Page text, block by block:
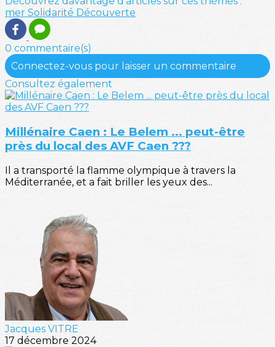
mer Solidarité Découverte
0 commentaire(s)
Connectez-vous pour laisser un commentaire
Consultez également
Millénaire Caen : Le Belem ... peut-être
près du local des AVF Caen ???
Il a transporté la flamme olympique à travers la
Méditerranée, et a fait briller les yeux des...
Jacques VITRE
17 décembre 2024